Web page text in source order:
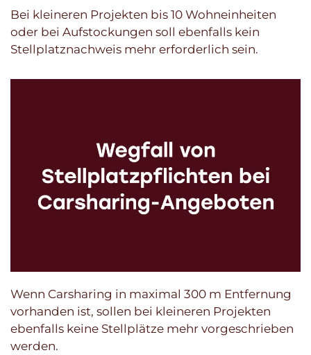
Bei kleineren Projekten bis 10 Wohneinheiten
oder bei Aufstockungen soll ebenfalls kein
Stellplatznachweis mehr erforderlich sein.
Wenn Carsharing in maximal 300 m Entfernung
vorhanden ist, sollen bei kleineren Projekten
ebenfalls keine Stellplätze mehr vorgeschrieben
werden.